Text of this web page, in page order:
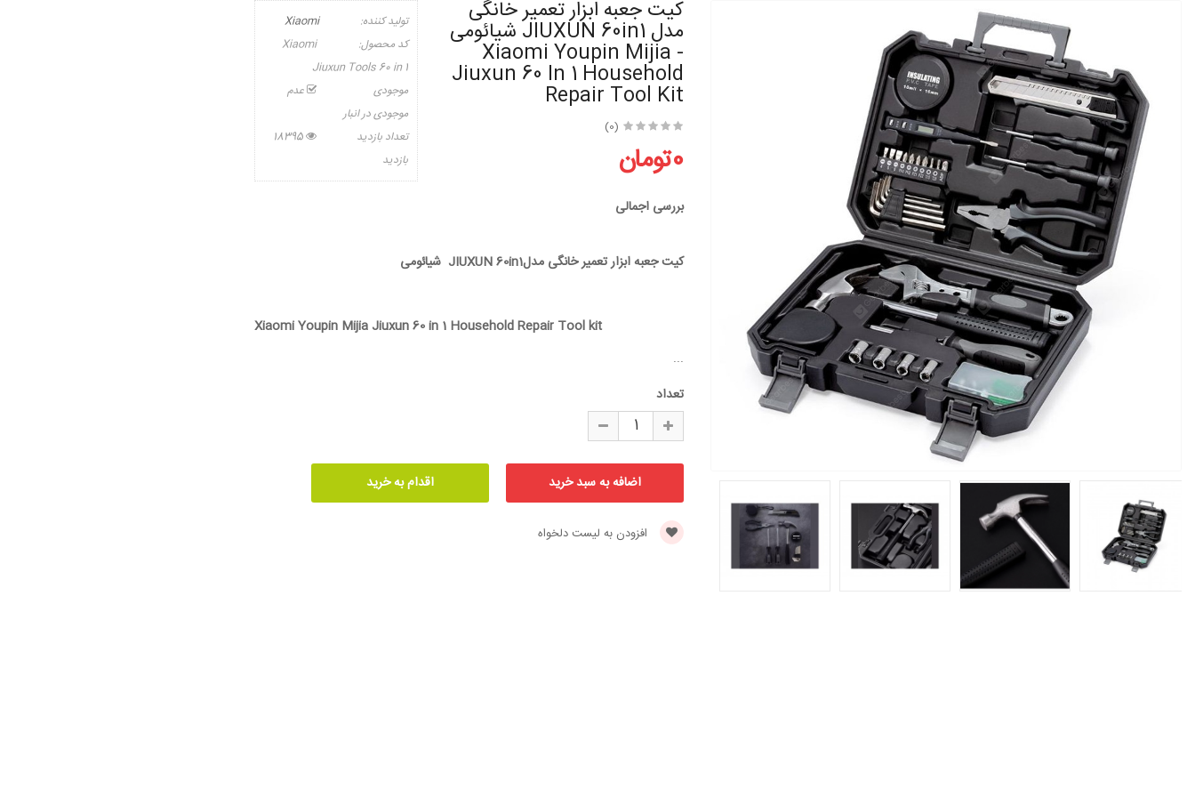
کیت جعبه ابزار تعمیر خانگی
مدل JIUXUN 60in1 شیائومی
- Xiaomi Youpin Mijia
Jiuxun 60 In 1 Household
Repair Tool Kit
(0)
0تومان
تولید کننده:
Xiaomi
کد محصول:
Xiaomi
Jiuxun Tools 60 in 1
موجودی
عدم
موجودی در انبار
تعداد بازدید
18395
بازدید
بررسی اجمالی
کیت جعبه ابزار تعمیر خانگی مدلJIUXUN 60in1 شیائومی
Xiaomi Youpin Mijia Jiuxun 60 in 1 Household Repair Tool kit
...
تعداد
افزودن به لیست دلخواه